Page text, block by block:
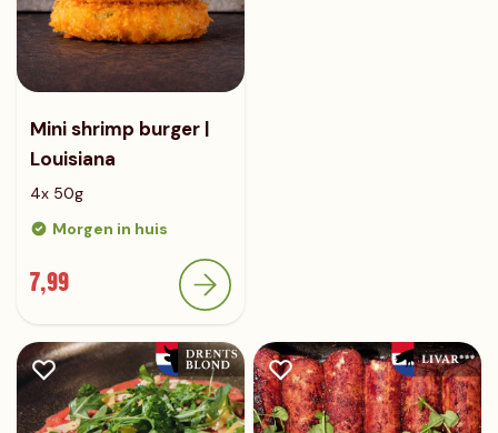
Mini shrimp burger |
Louisiana
4x 50g
Morgen in huis
7,99